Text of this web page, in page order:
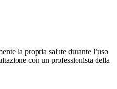
la propria salute durante l’uso
con un professionista della